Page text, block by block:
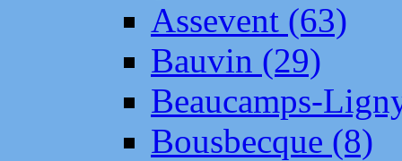
Assevent (63)
Bauvin (29)
Beaucamps-
Bousbecque (8)